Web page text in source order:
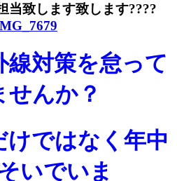
当致します致します????
線対策を怠って
せんか？
けではなく年中
いでいま